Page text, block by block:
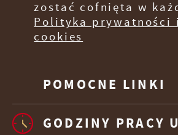
POMOCNE LINKI
zostać cofnięta w
Polityka prywatności
cookies
GODZINY PRACY